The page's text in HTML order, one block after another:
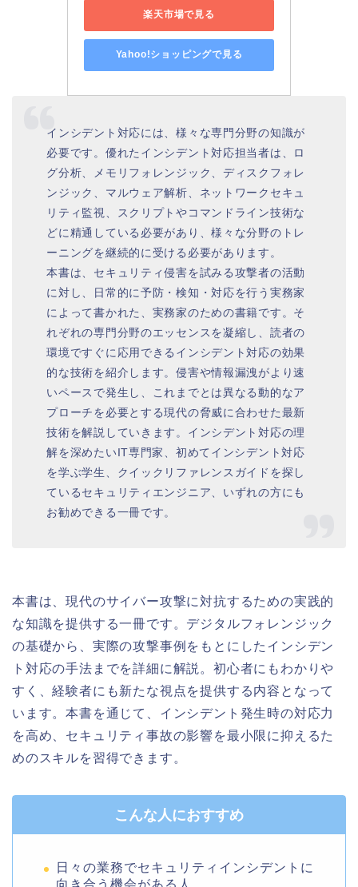
楽天市場で見る
Yahoo!ショッピングで見る
インシデント対応には、様々な専門分野の知識が
必要です。優れたインシデント対応担当者は、ロ
グ分析、メモリフォレンジック、ディスクフォレ
ンジック、マルウェア解析、ネットワークセキュ
リティ監視、スクリプトやコマンドライン技術な
どに精通している必要があり、様々な分野のトレ
ーニングを継続的に受ける必要があります。
本書は、セキュリティ侵害を試みる攻撃者の活動
に対し、日常的に予防・検知・対応を行う実務家
によって書かれた、実務家のための書籍です。そ
れぞれの専門分野のエッセンスを凝縮し、読者の
環境ですぐに応用できるインシデント対応の効果
的な技術を紹介します。侵害や情報漏洩がより速
いペースで発生し、これまでとは異なる動的なア
プローチを必要とする現代の脅威に合わせた最新
技術を解説していきます。インシデント対応の理
解を深めたいIT専門家、初めてインシデント対応
を学ぶ学生、クイックリファレンスガイドを探し
ているセキュリティエンジニア、いずれの方にも
お勧めできる一冊です。
本書は、現代のサイバー攻撃に対抗するための実践的
な知識を提供する一冊です。デジタルフォレンジック
の基礎から、実際の攻撃事例をもとにしたインシデン
ト対応の手法までを詳細に解説。初心者にもわかりや
すく、経験者にも新たな視点を提供する内容となって
います。本書を通じて、インシデント発生時の対応力
を高め、セキュリティ事故の影響を最小限に抑えるた
めのスキルを習得できます。
こんな人におすすめ
日々の業務でセキュリティインシデントに
向き合う機会がある人